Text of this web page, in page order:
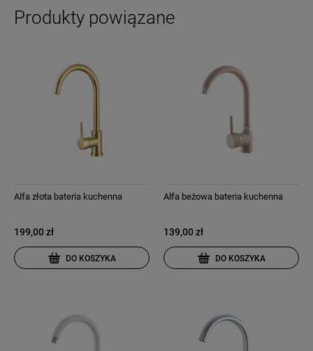
Produkty powiązane
Alfa złota bateria kuchenna
199,00 zł
DO KOSZYKA
Alfa beżowa bateria kuchenna
139,00 zł
DO KOSZYKA